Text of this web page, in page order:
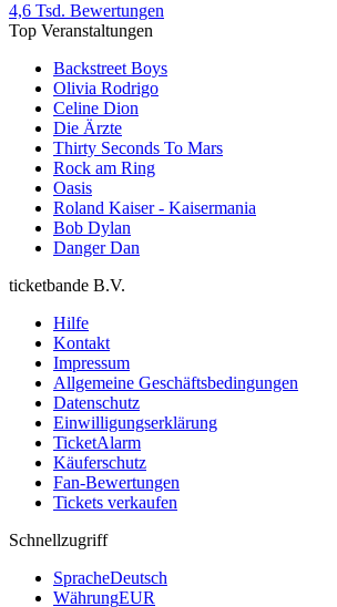
4,6 Tsd. Bewertungen
Top Veranstaltungen
Backstreet Boys
Olivia Rodrigo
Celine Dion
Die Ärzte
Thirty Seconds To Mars
Rock am Ring
Oasis
Roland Kaiser - Kaisermania
Bob Dylan
Danger Dan
ticketbande B.V.
Hilfe
Kontakt
Impressum
Allgemeine Geschäftsbedingungen
Datenschutz
Einwilligungserklärung
TicketAlarm
Käuferschutz
Fan-Bewertungen
Tickets verkaufen
Schnellzugriff
SpracheDeutsch
WährungEUR